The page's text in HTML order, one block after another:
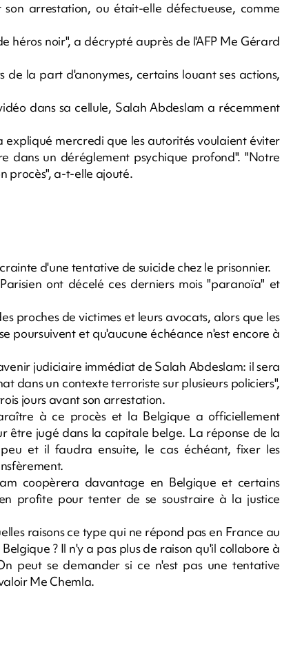
arrestation, ou était-elle défectueuse, comme
héros noir", a décrypté auprès de l'AFP Me Gérard
la part d'anonymes, certains louant ses actions,
dans sa cellule, Salah Abdeslam a récemment
expliqué mercredi que les autorités voulaient éviter
dans un déréglement psychique profond". "Notre
procès", a-t-elle ajouté.
d'une tentative de suicide chez le prisonnier.
ont décelé ces derniers mois "paranoïa" et
proches de victimes et leurs avocats, alors que les
poursuivent et qu'aucune échéance n'est encore à
judiciaire immédiat de Salah Abdeslam: il sera
dans un contexte terroriste sur plusieurs policiers",
jours avant son arrestation.
à ce procès et la Belgique a officiellement
être jugé dans la capitale belge. La réponse de la
et il faudra ensuite, le cas échéant, fixer les
coopèrera davantage en Belgique et certains
profite pour tenter de se soustraire à la justice
raisons ce type qui ne répond pas en France au
? Il n'y a pas plus de raison qu'il collabore à
peut se demander si ce n'est pas une tentative
Me Chemla.